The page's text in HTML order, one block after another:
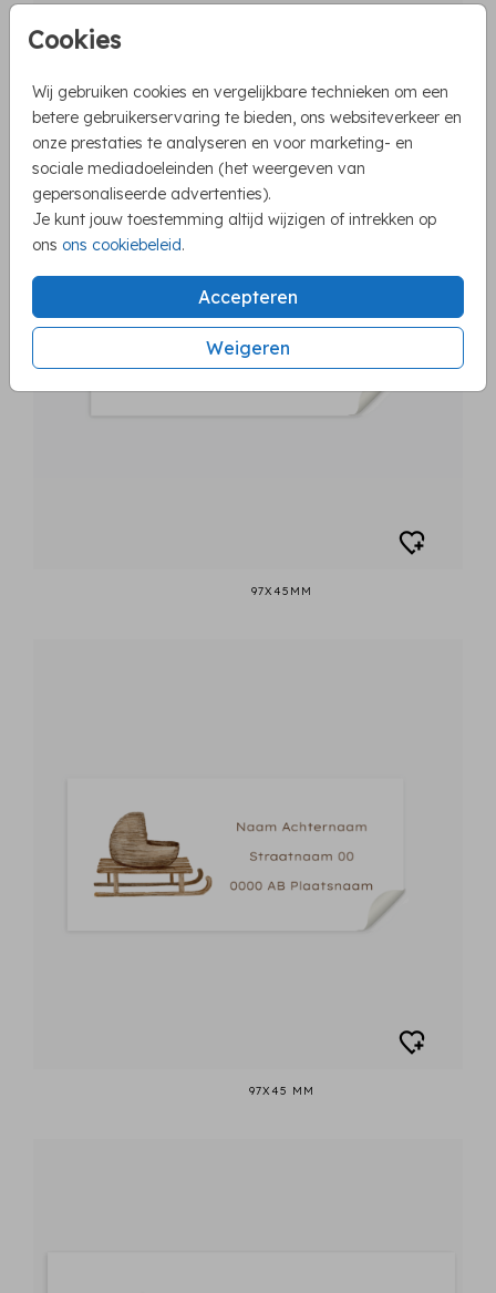
Cookies
Wij gebruiken cookies en vergelijkbare technieken om een
betere gebruikerservaring te bieden, ons websiteverkeer en
onze prestaties te analyseren en voor marketing- en
sociale mediadoeleinden (het weergeven van
gepersonaliseerde advertenties).
Je kunt jouw toestemming altijd wijzigen of intrekken op
ons ons cookiebeleid.
Accepteren
Weigeren
97X45MM
97X45MM
97X45 MM